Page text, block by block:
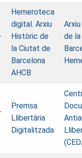
Hemeroteca
digital. Arxiu
Històric de
la Ciutat de
Barcelona
AHCB
de
Premsa
Llibertària
Digitalitzada